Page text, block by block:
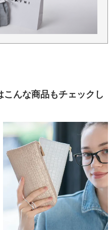
んな商品もチェックし